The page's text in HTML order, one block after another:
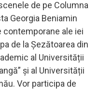
de pe Columna
Georgia Beniamin
contemporane ale iei
de la Șezătoarea din
al Universității
și al Universității
Vor participa de